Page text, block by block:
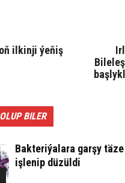
ilkinji ýeňiş
BILER
Bakteriýalara garşy
işlenip düzüldi